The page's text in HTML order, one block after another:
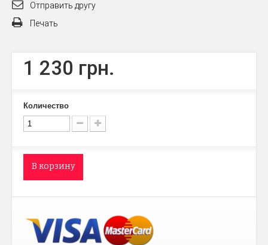
Отправить другу
Печать
1 230 грн.
Количество
В корзину